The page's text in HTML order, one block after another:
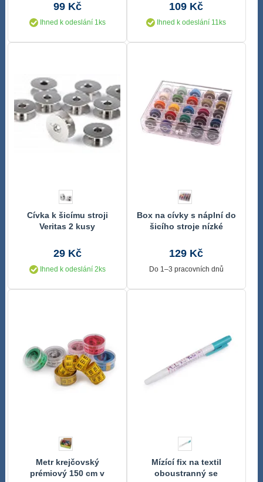
99 Kč
Ihned k odeslání 1ks
109 Kč
Ihned k odeslání 11ks
Cívka k šicímu stroji
Veritas 2 kusy
29 Kč
Ihned k odeslání 2ks
Box na cívky s náplní do
šicího stroje nízké
129 Kč
Do 1–3 pracovních dnů
Metr krejčovský
prémiový 150 cm v
Mízící fix na textil
oboustranný se